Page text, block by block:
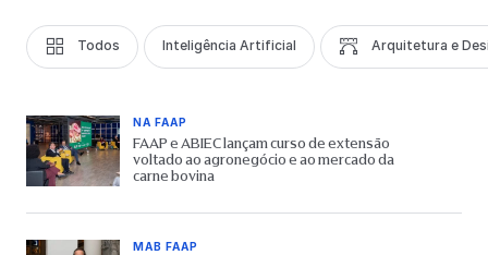
Todos Inteligência Artificial Arquitetura e
NA FAAP
FAAP e ABIEC lançam curso de extensão
voltado ao agronegócio e ao mercado da
carne bovina
MAB FAAP